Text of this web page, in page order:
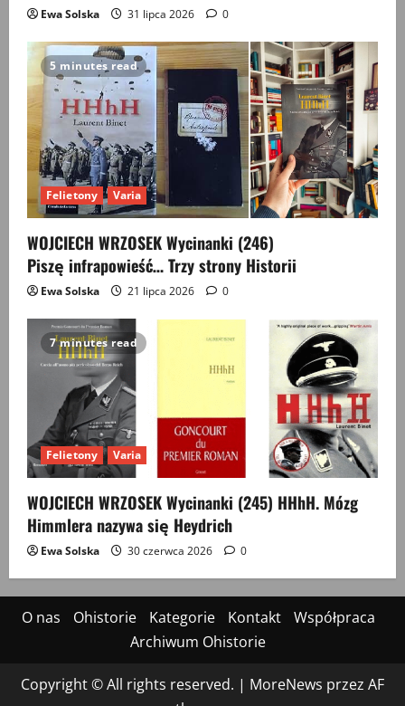
Ewa Solska 31 lipca 2026 0
5 minutes read
Felietony Varia
WOJCIECH WRZOSEK Wycinanki (246)
Piszę infrapowieść… Trzy strony Historii
Ewa Solska 21 lipca 2026 0
7 minutes read
Felietony Varia
WOJCIECH WRZOSEK Wycinanki (245) HHhH. Mózg
Himmlera nazywa się Heydrich
Ewa Solska 30 czerwca 2026 0
O nas Ohistorie Kategorie Kontakt
Współpraca
Archiwum Ohistorie
Copyright © All rights reserved. | MoreNews przez AF